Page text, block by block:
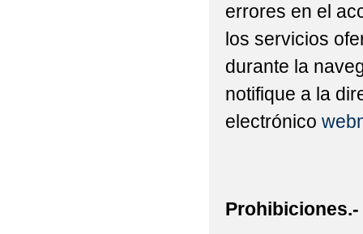
errores en el
los servicios
durante la
notifique a la
electrónico
Prohibiciones.-